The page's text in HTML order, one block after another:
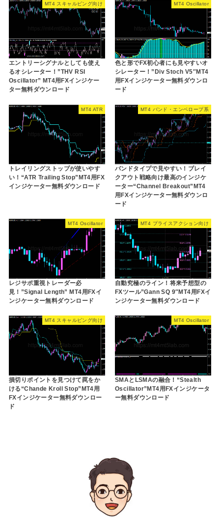
MT4 スキャルピング向け
エントリーシグナルとしても使え
るオシレーター！”THV RSI
Oscillator” MT4用FXインジケー
ター無料ダウンロード
MT4 Oscillator
色と形でFX初心者にも見やすいオ
シレーター！”Div Stoch V5″MT4
用FXインジケーター無料ダウンロ
ード
MT4 ATR
トレイリングストップが使いやす
い！“ATR Trailing Stop”MT4用FX
インジケーター無料ダウンロード
MT4 バンド・エンベロープ系
バンドタイプで見やすい！ブレイ
クアウト戦略向け最高のインジケ
ーター“Channel Breakout”MT4
用FXインジケーター無料ダウンロ
ード
MT4 Oscillator
レジサポ重視トレーダー必
見！”Signal Length” MT4用FXイ
ンジケーター無料ダウンロード
MT4 プライスアクション向け
自動究極のライン！将来予想型の
FXツール”Gann SQ 9″MT4用FXイ
ンジケーター無料ダウンロード
MT4 スキャルピング向け
損切りポイントを見つけて罠をか
ける“Chande Kroll Stop”MT4用
FXインジケーター無料ダウンロー
ド
MT4 Oscillator
SMAとLSMAの融合！“Stealth
Oscillator”MT4用FXインジケータ
ー無料ダウンロード